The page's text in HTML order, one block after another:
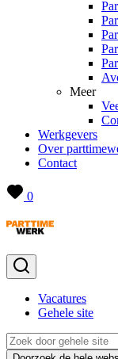
Meer
Werkgevers
Over
Contact
0
Vacatures
Gehele site